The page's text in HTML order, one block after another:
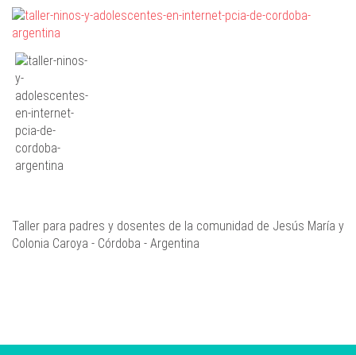
Taller para padres y dosentes de la comunidad de Jesús María y
Colonia Caroya - Córdoba - Argentina